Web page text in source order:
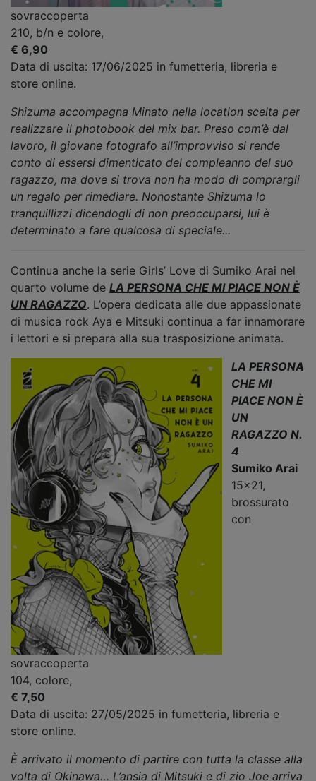
sovraccoperta
210, b/n e colore,
€ 6,90
Data di uscita: 17/06/2025 in fumetteria, libreria e
store online.
Shizuma accompagna Minato nella location scelta per
realizzare il photobook del mix bar. Preso com’è dal
lavoro, il giovane fotografo all’improvviso si rende
conto di essersi dimenticato del compleanno del suo
ragazzo, ma dove si trova non ha modo di comprargli
un regalo per rimediare. Nonostante Shizuma lo
tranquillizzi dicendogli di non preoccuparsi, lui è
determinato a fare qualcosa di speciale...
Continua anche la serie Girls’ Love di Sumiko Arai nel
quarto volume de LA PERSONA CHE MI PIACE NON È
UN RAGAZZO. L’opera dedicata alle due appassionate
di musica rock Aya e Mitsuki continua a far innamorare
i lettori e si prepara alla sua trasposizione animata.
LA PERSONA
CHE MI
PIACE NON È
UN
RAGAZZO N.
4
Sumiko Arai
15x21,
brossurato
con
sovraccoperta
104, colore,
€ 7,50
Data di uscita: 27/05/2025 in fumetteria, libreria e
store online.
È arrivato il momento di partire con tutta la classe alla
volta di Okinawa… L’ansia di Mitsuki e di zio Joe arriva